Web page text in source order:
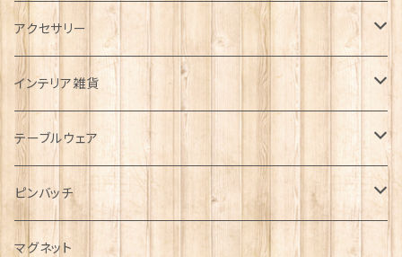
タータンネクタイ
帽子
キャップ
ハンチング帽
キャスケット
Tシャツ
マフラー
タータン【Bronte by Moon】
サッシュ
アクセサリー
ORTAK
ブローチ
ペンダント
チャーム
インテリア雑貨
インテリア置物
ラブスプーン
ラブスプーン【SION LLEWELLYN】
ファブリック
テーブルウェア
ティータオル
ペーパーナプキン
ピンバッチ
ジェネラルデザイン
マグネット